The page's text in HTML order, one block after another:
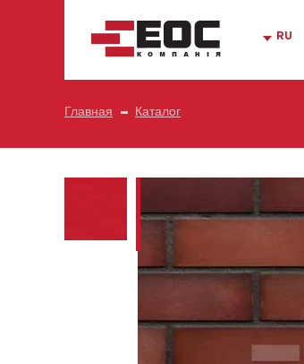
RU
Главная Каталог